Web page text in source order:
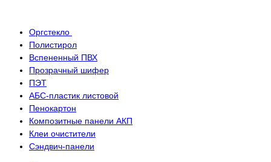
Оргстекло
Полистирол
Вспененный ПВХ
Прозрачный шифер
ПЭТ
АБС-пластик листовой
Пенокартон
Композитные панели АКП
Клеи очистители
Сэндвич-панели